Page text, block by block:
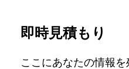
即時見積もり
ここにあなたの情報を